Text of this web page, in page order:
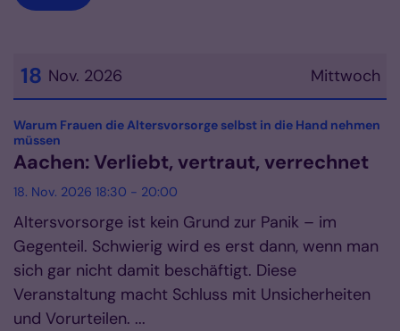
Mittwoch
18 Nov. 2026
Datum: 18. November 2026
Warum Frauen die Altersvorsorge selbst in die Hand nehmen
müssen
Aachen: Verliebt, vertraut, verrechnet
18. Nov. 2026 18:30 - 20:00
Altersvorsorge ist kein Grund zur Panik – im
Gegenteil. Schwierig wird es erst dann, wenn man
sich gar nicht damit beschäftigt. Diese
Veranstaltung macht Schluss mit Unsicherheiten
und Vorurteilen. ...